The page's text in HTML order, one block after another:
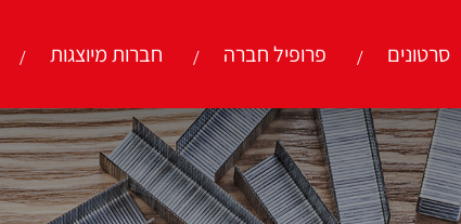
סרטונים פרופיל חברה חברות מיוצגות